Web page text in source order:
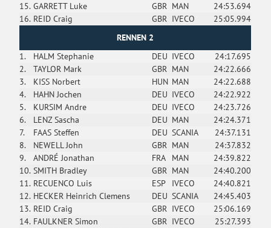
15. GARRETT Luke GBR MAN
24:53.694
16. REID Craig GBR IVECO
25:05.994
RENNEN 2
1.
HALM Stephanie DEU IVECO
24:17.695
2.
TAYLOR Mark GBR MAN
24:22.666
3.
KISS Norbert HUN MAN
24:22.688
4.
HAHN Jochen DEU IVECO
24:22.922
5.
KURSIM Andre DEU IVECO
24:23.726
6.
LENZ Sascha DEU MAN
24:24.371
7.
FAAS Steffen DEU SCANIA
24:37.131
8.
NEWELL John GBR MAN
24:37.832
9.
ANDRÉ Jonathan FRA MAN
24:39.822
10. SMITH Bradley GBR MAN
24:40.200
11. RECUENCO Luis ESP IVECO
24:40.821
12. HECKER Heinrich Clemens DEU SCANIA
24:45.403
13. REID Craig GBR IVECO
25:06.169
14. FAULKNER Simon GBR IVECO
25:27.393